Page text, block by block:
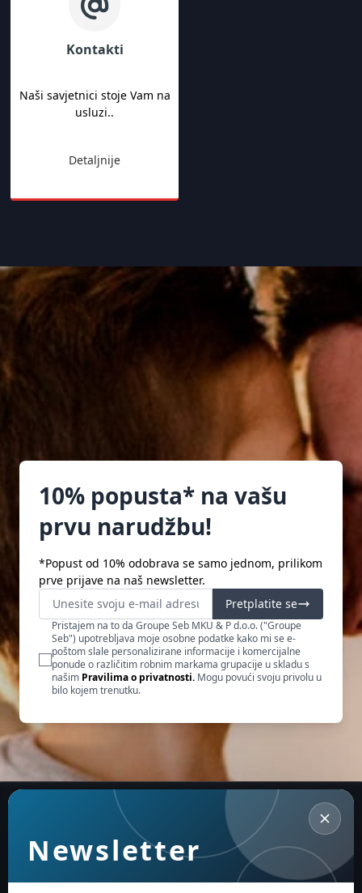
Kontakti
Naši savjetnici stoje Vam na
usluzi..
Detaljnije
10% popusta* na vašu
prvu narudžbu!
*Popust od 10% odobrava se samo jednom, prilikom
prve prijave na naš newsletter.
Pretplatite se
Pristajem na to da Groupe Seb MKU & P d.o.o. ("Groupe
Seb") upotrebljava moje osobne podatke kako mi se e-
poštom slale personalizirane informacije i komercijalne
ponude o različitim robnim markama grupacije u skladu s
našim Pravilima o privatnosti. Mogu povući svoju privolu u
bilo kojem trenutku.
Newsletter